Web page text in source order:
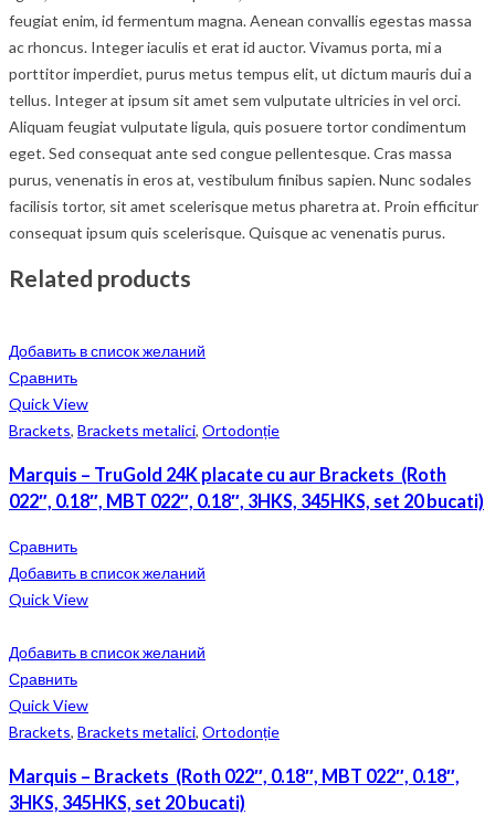
feugiat enim, id fermentum magna. Aenean convallis egestas massa
ac rhoncus. Integer iaculis et erat id auctor. Vivamus porta, mi a
porttitor imperdiet, purus metus tempus elit, ut dictum mauris dui a
tellus. Integer at ipsum sit amet sem vulputate ultricies in vel orci.
Aliquam feugiat vulputate ligula, quis posuere tortor condimentum
eget. Sed consequat ante sed congue pellentesque. Cras massa
purus, venenatis in eros at, vestibulum finibus sapien. Nunc sodales
facilisis tortor, sit amet scelerisque metus pharetra at. Proin efficitur
consequat ipsum quis scelerisque. Quisque ac venenatis purus.
Related products
Добавить в список желаний
Сравнить
Quick View
Brackets, Brackets metalici, Ortodonție
Marquis – TruGold 24K placate cu aur Brackets (Roth
022″, 0.18″, MBT 022″, 0.18″, 3HKS, 345HKS, set 20 bucati)
Сравнить
Добавить в список желаний
Quick View
Добавить в список желаний
Сравнить
Quick View
Brackets, Brackets metalici, Ortodonție
Marquis – Brackets (Roth 022″, 0.18″, MBT 022″, 0.18″,
3HKS, 345HKS, set 20 bucati)